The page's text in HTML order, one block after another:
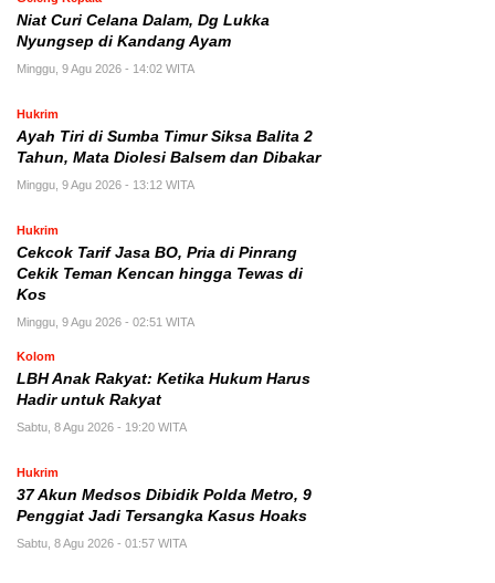
Niat Curi Celana Dalam, Dg Lukka
Nyungsep di Kandang Ayam
Minggu, 9 Agu 2026 - 14:02 WITA
Hukrim
Ayah Tiri di Sumba Timur Siksa Balita 2
Tahun, Mata Diolesi Balsem dan Dibakar
Minggu, 9 Agu 2026 - 13:12 WITA
Hukrim
Cekcok Tarif Jasa BO, Pria di Pinrang
Cekik Teman Kencan hingga Tewas di
Kos
Minggu, 9 Agu 2026 - 02:51 WITA
Kolom
LBH Anak Rakyat: Ketika Hukum Harus
Hadir untuk Rakyat
Sabtu, 8 Agu 2026 - 19:20 WITA
Hukrim
37 Akun Medsos Dibidik Polda Metro, 9
Penggiat Jadi Tersangka Kasus Hoaks
Sabtu, 8 Agu 2026 - 01:57 WITA